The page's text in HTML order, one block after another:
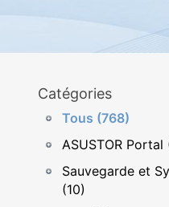
Catégories
Tous (768)
ASUSTOR Portal
Sauvegarde et
(10)